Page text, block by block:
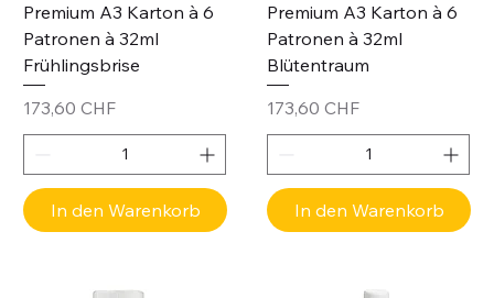
Premium A3 Karton à 6
Patronen à 32ml
Frühlingsbrise
Preis
173,60 CHF
In den Warenkorb
Premium A3 Karton à 6
Patronen à 32ml
Blütentraum
Preis
173,60 CHF
In den Warenkorb